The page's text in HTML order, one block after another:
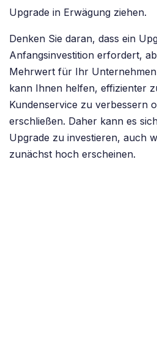
Upgrade in Erwägung ziehen.
Denken Sie daran, dass ein
Anfangsinvestition erfordert,
Mehrwert für Ihr
kann Ihnen helfen, effizienter
Kundenservice zu verbessern
erschließen. Daher kann es
Upgrade zu investieren, auch
zunächst hoch erscheinen.